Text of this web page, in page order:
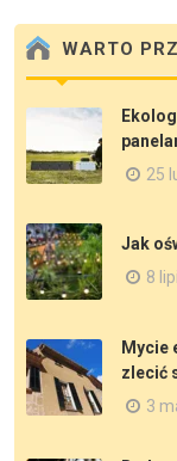
WARTO
25
Jak
8
Mycie
zlecić
3